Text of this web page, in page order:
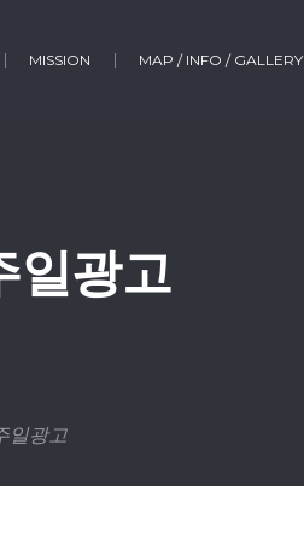
MISSION MAP / INFO / GALLERY
일광고
일광고